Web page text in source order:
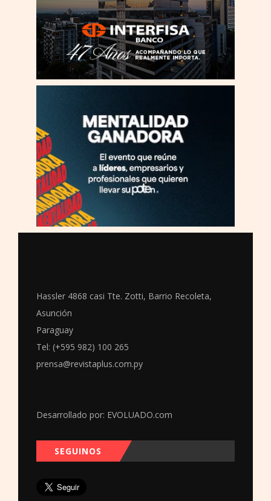
Hassler 4868 casi Tte. Zotti, Barrio Recoleta,
Asunción
Paraguay
Tel: (+595 982) 100 265
prensa@revistaplus.com.py
Desarrollado por: EVOLUADO.com
SEGUINOS